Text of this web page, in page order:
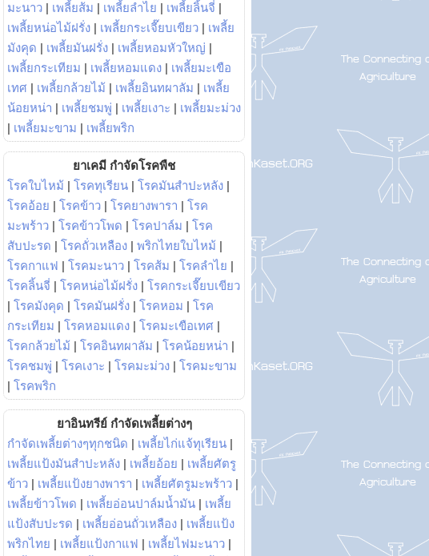
มะนาว | เพลี้ยส้ม | เพลี้ยลำไย | เพลี้ยลิ้นจี่ |
เพลี้ยหน่อไม้ฝรั่ง | เพลี้ยกระเจี๊ยบเขียว | เพลี้ย
มังคุด | เพลี้ยมันฝรั่ง | เพลี้ยหอมหัวใหญ่ |
เพลี้ยกระเทียม | เพลี้ยหอมแดง | เพลี้ยมะเขือ
เทศ | เพลี้ยกล้วยไม้ | เพลี้ยอินทผาลัม | เพลี้ย
น้อยหน่า | เพลี้ยชมพู่ | เพลี้ยเงาะ | เพลี้ยมะม่วง
| เพลี้ยมะขาม | เพลี้ยพริก
ยาเคมี กำจัดโรคพืช
โรคใบไหม้ | โรคทุเรียน | โรคมันสำปะหลัง |
โรคอ้อย | โรคข้าว | โรคยางพารา | โรค
มะพร้าว | โรคข้าวโพด | โรคปาล์ม | โรค
สับปะรด | โรคถั่วเหลือง | พริกไทยใบไหม้ |
โรคกาแฟ | โรคมะนาว | โรคส้ม | โรคลำไย |
โรคลิ้นจี่ | โรคหน่อไม้ฝรั่ง | โรคกระเจี๊ยบเขียว
| โรคมังคุด | โรคมันฝรั่ง | โรคหอม | โรค
กระเทียม | โรคหอมแดง | โรคมะเขือเทศ |
โรคกล้วยไม้ | โรคอินทผาลัม | โรคน้อยหน่า |
โรคชมพู่ | โรคเงาะ | โรคมะม่วง | โรคมะขาม
| โรคพริก
ยาอินทรีย์ กำจัดเพลี้ยต่างๆ
กำจัดเพลี้ยต่างๆทุกชนิด | เพลี้ยไก่แจ้ทุเรียน |
เพลี้ยแป้งมันสำปะหลัง | เพลี้ยอ้อย | เพลี้ยศัตรู
ข้าว | เพลี้ยแป้งยางพารา | เพลี้ยศัตรูมะพร้าว |
เพลี้ยข้าวโพด | เพลี้ยอ่อนปาล์มน้ำมัน | เพลี้ย
แป้งสับปะรด | เพลี้ยอ่อนถั่วเหลือง | เพลี้ยแป้ง
พริกไทย | เพลี้ยแป้งกาแฟ | เพลี้ยไฟมะนาว |